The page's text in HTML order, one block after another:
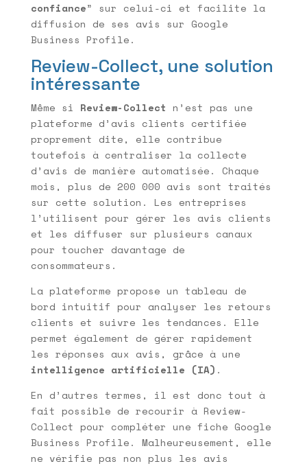
confiance” sur celui-ci et facilite la
diffusion de ses avis sur Google
Business Profile.
Review-Collect, une solution
intéressante
Même si Review-Collect n’est pas une
plateforme d’avis clients certifiée
proprement dite, elle contribue
toutefois à centraliser la collecte
d’avis de manière automatisée. Chaque
mois, plus de 200 000 avis sont traités
sur cette solution. Les entreprises
l’utilisent pour gérer les avis clients
et les diffuser sur plusieurs canaux
pour toucher davantage de
consommateurs.
La plateforme propose un tableau de
bord intuitif pour analyser les retours
clients et suivre les tendances. Elle
permet également de gérer rapidement
les réponses aux avis, grâce à une
intelligence artificielle (IA) .
En d’autres termes, il est donc tout à
fait possible de recourir à Review-
Collect pour compléter une fiche Google
Business Profile. Malheureusement, elle
ne vérifie pas non plus les avis